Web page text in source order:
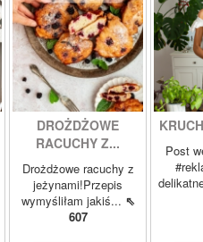
DROŻDŻOWE
RACUCHY Z...
Drożdżowe racuchy z
jeżynami!Przepis
wymyśliłam jakiś... ⇖
607
Post